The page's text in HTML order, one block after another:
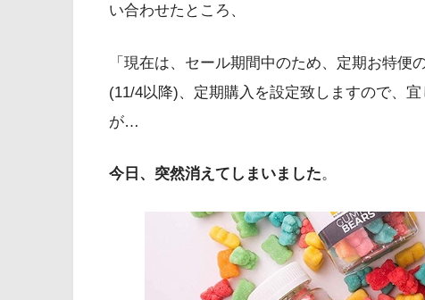
い合わせたところ、
「現在は、セール期間中のため、定期お特
(11/4以降)、定期購入を設定致しますので、
が…
今日、突然消えてしまいました。